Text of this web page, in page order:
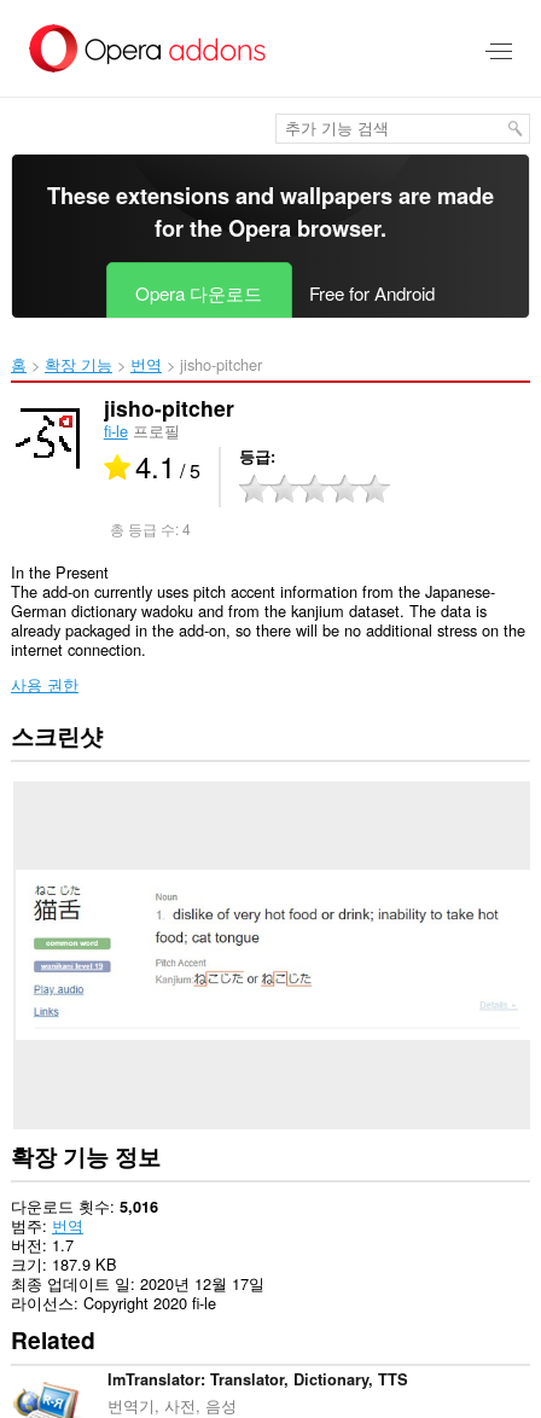
건
These extensions and wallpapers are made
for theOpera browser.
Opera 다운로드 Free for Android
홈 확장 기능 번역 jisho-pitcher‎
jisho-pitcher
fi-le프로필
4.1 / 5 등급
총 등급 수:4
In the Present
The add-on currently uses pitch accent information from the Japanese-
German dictionary wadoku and from the kanjium dataset. The data is
already packaged in the add-on, so there will be no additional stress on the
internet connection.
사용 권한
이
확
수
있
습
니
다.
스크린샷
확장 기능 정보
다운로드 횟수 5,016
범주 번역
버전 1.7
크기 187.9 KB
최종 업데이트 일 2020년 12월 17일
라이선스 Copyright 2020 fi-le
Related
ImTranslator: Translator, Dictionary, TTS
번역기, 사전, 음성